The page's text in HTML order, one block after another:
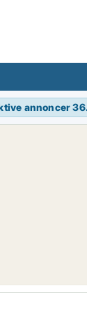
annoncer